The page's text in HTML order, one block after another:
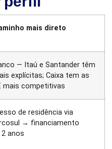
mais direto
— Itaú e Santander têm
explícitas; Caixa tem as
mais competitivas
de residência via
→ financiamento
anos